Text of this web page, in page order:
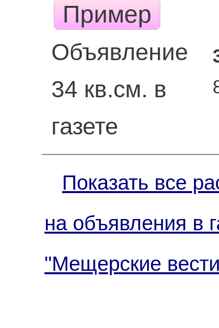
Пример
Объявление
34 кв.см. в
газете
Показать все
на объявления в
"Мещерские